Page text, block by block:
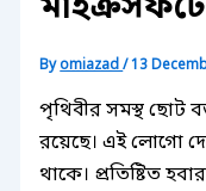
Byomiazad/13
পৃথিবীর সমস্থ ছোট
রয়েছে। এই লোগো
থাকে। প্রতিষ্টিত